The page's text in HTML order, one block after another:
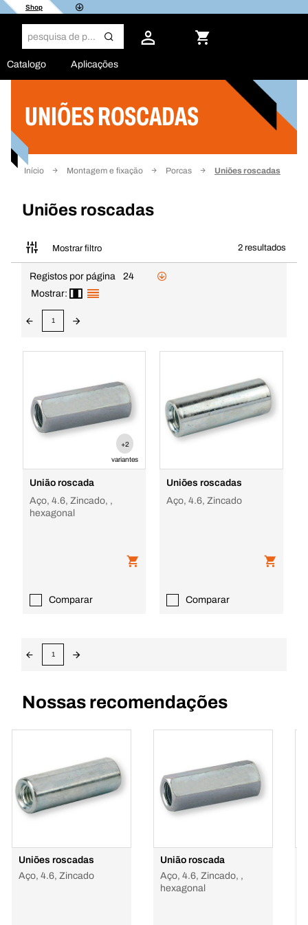
Shop
Catalogo Aplicações
UNIÕES ROSCADAS
Início Montagem e fixação Porcas Uniões roscadas
Uniões roscadas
Mostrar filtro 2 resultados
Filtro
Registos por página
24
Mostrar:
1
+2
variantes
União roscada
Aço, 4.6, Zincado, ,
hexagonal
Comparar
Uniões roscadas
Aço, 4.6, Zincado
Comparar
1
Nossas recomendações
Uniões roscadas
Aço, 4.6, Zincado
União roscada
Aço, 4.6, Zincado, ,
hexagonal